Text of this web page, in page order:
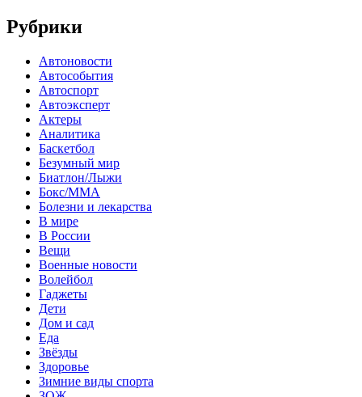
Рубрики
Автоновости
Автособытия
Автоспорт
Автоэксперт
Актеры
Аналитика
Баскетбол
Безумный мир
Биатлон/Лыжи
Бокс/MMA
Болезни и лекарства
В мире
В России
Вещи
Военные новости
Волейбол
Гаджеты
Дети
Дом и сад
Еда
Звёзды
Здоровье
Зимние виды спорта